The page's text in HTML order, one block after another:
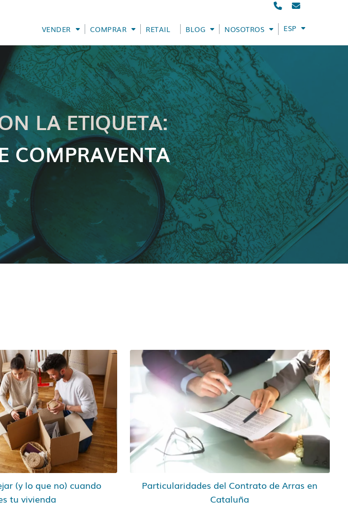
VENDER COMPRAR RETAIL BLOG NOSOTROS ESPAÑOL
LA ETIQUETA:
COMPRAVENTA
(y lo que no) cuando
tu vivienda
Particularidades del Contrato de Arras en
Cataluña